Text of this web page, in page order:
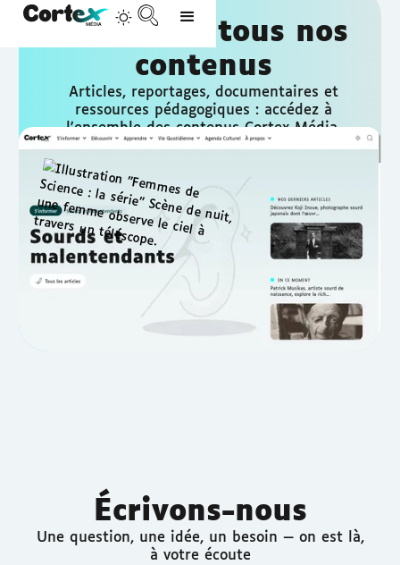
Accédez à tous nos
contenus
Articles, reportages, documentaires et
ressources pédagogiques : accédez à
l'ensemble des contenus Cortex Média,
conçus pour être accessibles à tous, sous-
titrés et adaptés aux personnes sourdes et
malentendantes.
S'abonner
Écrivons-nous
Une question, une idée, un besoin — on est là,
à votre écoute